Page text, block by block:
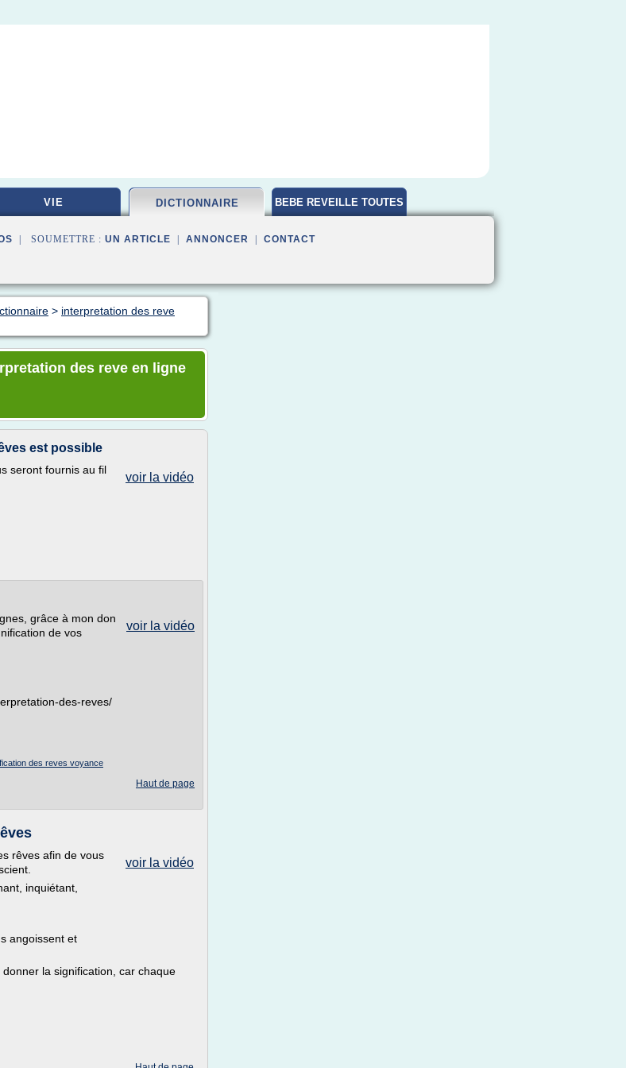
VIE DICTIONNAIRE BEBE REVEILLE TOUTES
| SOUMETTRE : UN ARTICLE ANNONCER CONTACT
> interpretation des reve
des reve en ligne
est possible
voir la vidéo
seront fournis au fil
voir la vidéo
grâce à mon don
de vos
des-reves/
des reves voyance
Haut de page
voir la vidéo
rêves afin de vous
inquiétant,
angoissent et
la signification, car chaque